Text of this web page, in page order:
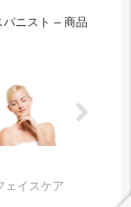
ニスト – 商品
ェイスケア